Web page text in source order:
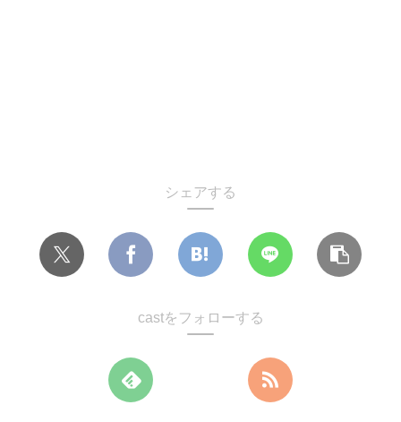
シェアする
castをフォローする